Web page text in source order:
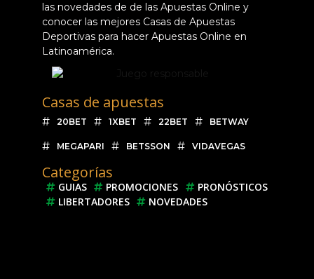
las novedades de de las Apuestas Online y
conocer las mejores Casas de Apuestas
Deportivas para hacer Apuestas Online en
Latinoamérica.
Casas de apuestas
20BET 1XBET 22BET BETWAY
MEGAPARI BETSSON VIDAVEGAS
Categorías
GUIAS PROMOCIONES
PRONÓSTICOS
LIBERTADORES
NOVEDADES